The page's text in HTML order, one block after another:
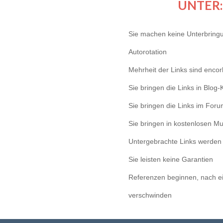
UNTER:
Sie machen keine
Autorotation
Mehrheit der Links sind
Sie bringen die Links in
Sie bringen die Links im
Sie bringen in kostenlosen
Untergebrachte Links
Sie leisten keine Garantien
Referenzen beginnen, nach
verschwinden